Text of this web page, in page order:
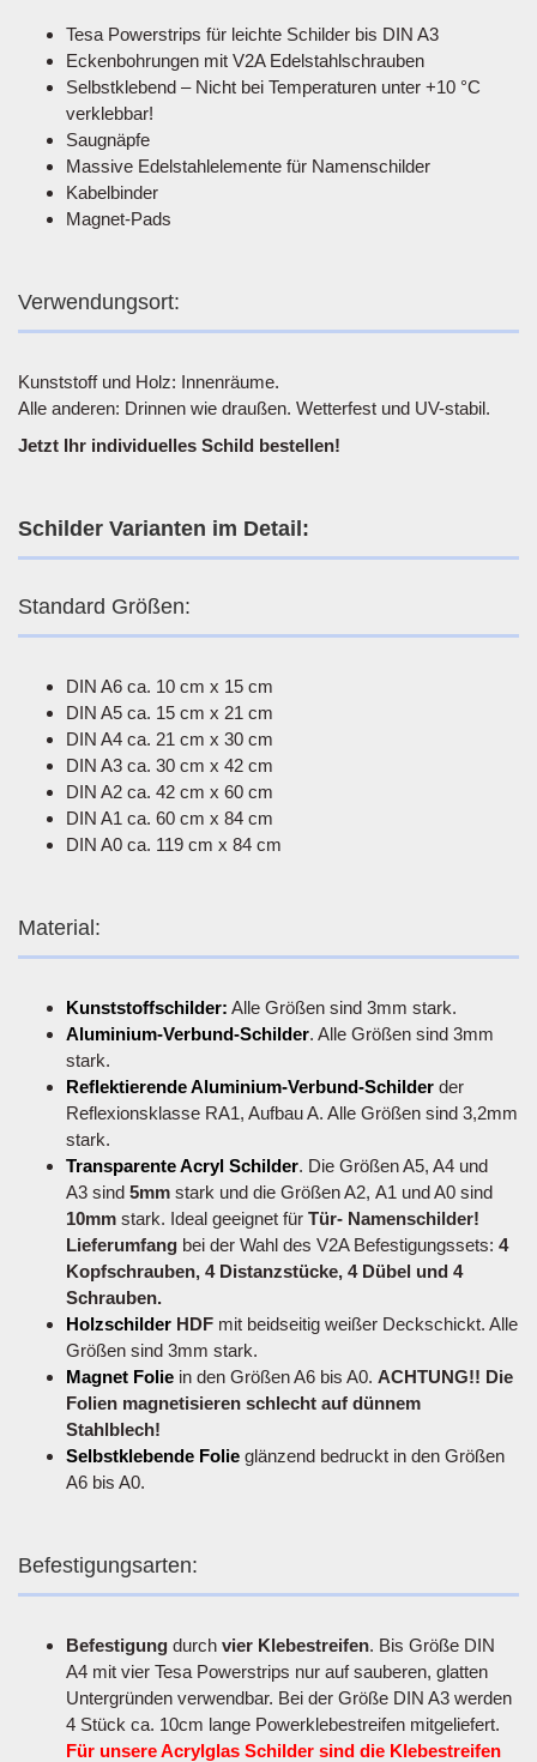
Tesa Powerstrips für leichte Schilder bis DIN A3
Eckenbohrungen mit V2A Edelstahlschrauben
Selbstklebend – Nicht bei Temperaturen unter +10 °C
verklebbar!
Saugnäpfe
Massive Edelstahlelemente für Namenschilder
Kabelbinder
Magnet-Pads
Verwendungsort:
Kunststoff und Holz: Innenräume.
Alle anderen: Drinnen wie draußen. Wetterfest und UV-stabil.
Jetzt Ihr individuelles Schild bestellen!
Schilder Varianten im Detail:
Standard Größen:
DIN A6 ca. 10 cm x 15 cm
DIN A5 ca. 15 cm x 21 cm
DIN A4 ca. 21 cm x 30 cm
DIN A3 ca. 30 cm x 42 cm
DIN A2 ca. 42 cm x 60 cm
DIN A1 ca. 60 cm x 84 cm
DIN A0 ca. 119 cm x 84 cm
Material:
Kunststoffschilder: Alle Größen sind 3mm stark.
Aluminium-Verbund-Schilder. Alle Größen sind 3mm
stark.
Reflektierende Aluminium-Verbund-Schilder der
Reflexionsklasse RA1, Aufbau A. Alle Größen sind 3,2mm
stark.
Transparente Acryl Schilder. Die Größen A5, A4 und
A3 sind 5mm stark und die Größen A2, A1 und A0 sind
10mm stark. Ideal geeignet für Tür- Namenschilder!
Lieferumfang bei der Wahl des V2A Befestigungssets: 4
Kopfschrauben, 4 Distanzstücke, 4 Dübel und 4
Schrauben.
Holzschilder HDF mit beidseitig weißer Deckschickt. Alle
Größen sind 3mm stark.
Magnet Folie in den Größen A6 bis A0. ACHTUNG!! Die
Folien magnetisieren schlecht auf dünnem
Stahlblech!
Selbstklebende Folie glänzend bedruckt in den Größen
A6 bis A0.
Befestigungsarten:
Befestigung durch vier Klebestreifen. Bis Größe DIN
A4 mit vier Tesa Powerstrips nur auf sauberen, glatten
Untergründen verwendbar. Bei der Größe DIN A3 werden
4 Stück ca. 10cm lange Powerklebestreifen mitgeliefert.
Für unsere Acrylglas Schilder sind die Klebestreifen